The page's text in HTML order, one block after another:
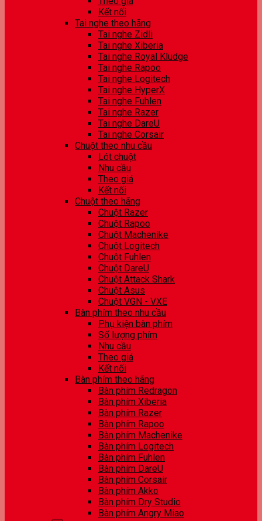
Kết nối
Tai nghe theo hãng
Tai nghe Zidli
Tai nghe Xiberia
Tai nghe Royal Kludge
Tai nghe Rapoo
Tai nghe Logitech
Tai nghe HyperX
Tai nghe Fuhlen
Tai nghe Razer
Tai nghe DareU
Tai nghe Corsair
Chuột theo nhu cầu
Lót chuột
Nhu cầu
Theo giá
Kết nối
Chuột theo hãng
Chuột Razer
Chuột Rapoo
Chuột Machenike
Chuột Logitech
Chuột Fuhlen
Chuột DareU
Chuột Attack Shark
Chuột Asus
Chuột VGN - VXE
Bàn phím theo nhu cầu
Phụ kiện bàn phím
Số lượng phím
Nhu cầu
Theo giá
Kết nối
Bàn phím theo hãng
Bàn phím Redragon
Bàn phím Xiberia
Bàn phím Razer
Bàn phím Rapoo
Bàn phím Machenike
Bàn phím Logitech
Bàn phím Fuhlen
Bàn phím DareU
Bàn phím Corsair
Bàn phím Akko
Bàn phím Dry Studio
Bàn phím Angry Miao